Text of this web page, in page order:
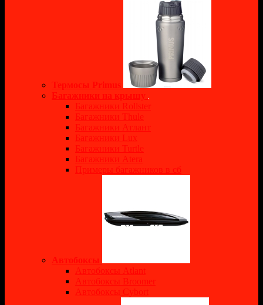
Термосы Primus
Багажники на крышу
Багажники Rollster
Багажники Thule
Багажники Атлант
Багажники Lux
Багажники Turtle
Багажники Atera
Примеры багажников в сб
Автобоксы
Автобоксы Atlant
Автобоксы Broomer
Автобоксы Cybort